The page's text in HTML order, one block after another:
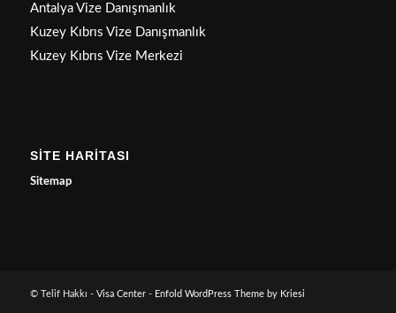
Antalya Vize Danışmanlık
Kuzey Kıbrıs Vize Danışmanlık
Kuzey Kıbrıs Vize Merkezi
SİTE HARİTASI
Sitemap
© Telif Hakkı - Visa Center- Enfold WordPress Theme by Kriesi